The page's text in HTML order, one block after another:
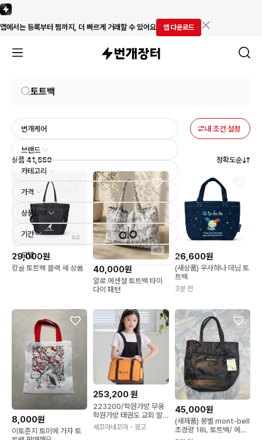
앱에서는 등록부터 찜까지, 더 빠르게 거래할 수 있어요 앱 다운로드
번개케어
브랜드
카테고리
가격
상품상태
기간
모델
내 조건 설정
상품 41,550 정확도순
AD
29,000원
캉골 토트백 블랙 새 상품
AD
40,000원
알로 에센셜 토트백 타이
다이 패턴
26,600원
(새상품) 우사하나 데님 토
트백
3분 전
8,000원
이토준지 토미에 가챠 토
253,200원
223200/학원가방 무용
학원가방 태권도 교회 발
레학원 크로스가방 BD-6
06 / 30개부터구매가능
세꼬마네꼬마 ・광고
45,000원
(새제품) 몽벨 mont-bell
초경량 18L 토트백/ 에코